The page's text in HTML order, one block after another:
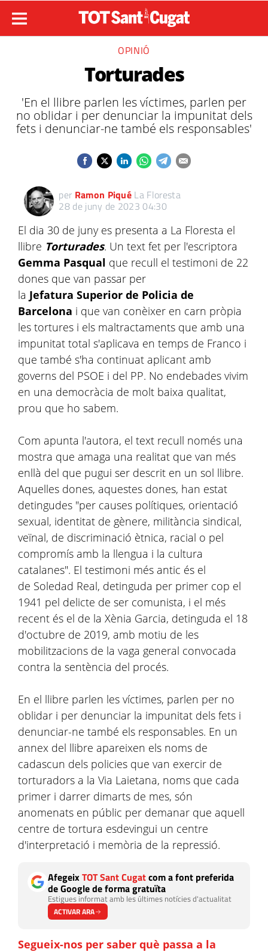
OPINIÓ
Torturades
'En el llibre parlen les víctimes, parlen per
no oblidar i per denunciar la impunitat dels
fets i denunciar-ne també els responsables'
per Ramon Piqué La Floresta
28 de juny de 2023 04:30
El dia 30 de juny es presenta a La Floresta el
llibre Torturades. Un text fet per l'escriptora
Gemma Pasqual que recull el testimoni de 22
dones que van passar per
la Jefatura Superior de Policia de
Barcelona i que van conèixer en carn pròpia
les tortures i els maltractaments que amb una
impunitat total s'aplicava en temps de Franco i
que també s'ha continuat aplicant amb
governs del PSOE i del PP. No endebades vivim
en una democràcia de molt baixa qualitat,
prou que ho sabem.
Com apunta l'autora, el text recull només una
mostra que amaga una realitat que van més
enllà del que pugui ser descrit en un sol llibre.
Aquelles dones, aquestes dones, han estat
detingudes "per causes polítiques, orientació
sexual, identitat de gènere, militància sindical,
veïnal, de discriminació ètnica, racial o pel
compromís amb la llengua i la cultura
catalanes". El testimoni més antic és el
de Soledad Real, detinguda per primer cop el
1941 pel delicte de ser comunista, i el més
recent és el de la Xènia Garcia, detinguda el 18
d'octubre de 2019, amb motiu de les
mobilitzacions de la vaga general convocada
contra la sentència del procés.
En el llibre parlen les víctimes, parlen per no
oblidar i per denunciar la impunitat dels fets i
denunciar-ne també els responsables. En un
annex del llibre apareixen els noms de
cadascun dels policies que van exercir de
torturadors a la Via Laietana, noms que cada
primer i darrer dimarts de mes, són
anomenats en públic per demanar que aquell
centre de tortura esdevingui un centre
d'interpretació i memòria de la repressió.
AfegeixTOT Sant Cugatcom a font preferida
de Google de forma gratuïta
Estigues informat amb les últimes notícies d'actualitat
ACTIVAR ARA
Segueix-nos per saber què passa a la